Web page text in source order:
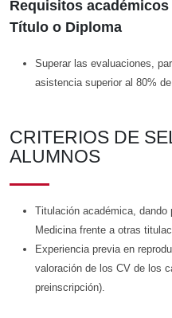
Requisitos
Título o Diploma
Superar las evaluaciones,
asistencia superior al 80%
CRITERIOS DE
ALUMNOS
Titulación académica,
Medicina frente a otras
Experiencia previa en
valoración de los CV de los
preinscripción).